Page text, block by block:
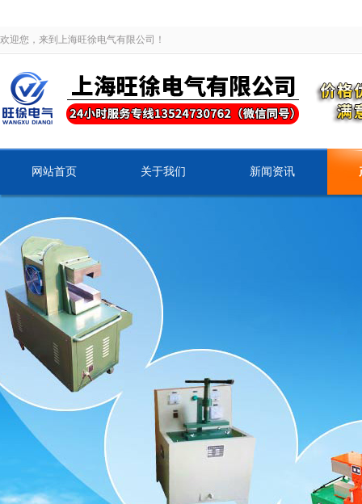
欢迎您，来到上海旺徐电气有限公司！
网站首页 关于我们 新闻资讯